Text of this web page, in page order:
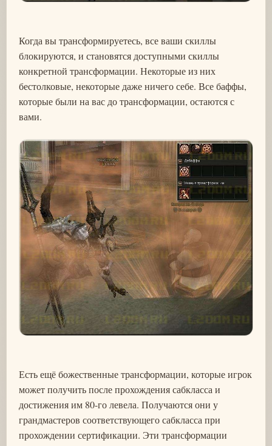
Когда вы трансформируетесь, все ваши скиллы
блокируются, и становятся доступными скиллы
конкретной трансформации. Некоторые из них
бестолковые, некоторые даже ничего себе. Все баффы,
которые были на вас до трансформации, остаются с
вами.
Есть ещё божественные трансформации, которые игрок
может получить после прохождения сабкласса и
достижения им 80-го левела. Получаются они у
грандмастеров соответствующего сабкласса при
прохождении сертификации. Эти трансформации